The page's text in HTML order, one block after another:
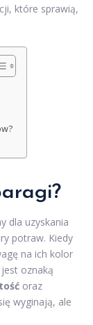
które sprawią,
dla uzyskania
potraw. Kiedy
na ich kolor
oznaką
oraz
wyginają, ale